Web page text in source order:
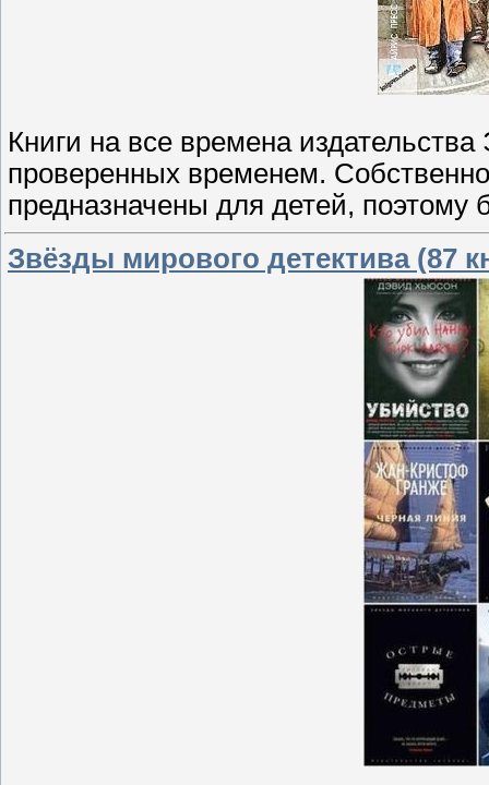
Книги на все времена
проверенных временем.
предназначены для детей, поэтому
Звёзды мирового детектива (87